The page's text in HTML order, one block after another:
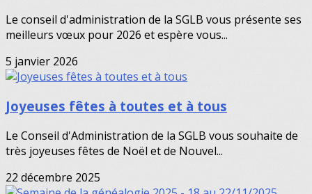
Le conseil d'administration de la SGLB vous présente ses
meilleurs vœux pour 2026 et espère vous...
5 janvier 2026
Joyeuses fêtes à toutes et à tous
Le Conseil d'Administration de la SGLB vous souhaite de
très joyeuses fêtes de Noël et de Nouvel...
22 décembre 2025